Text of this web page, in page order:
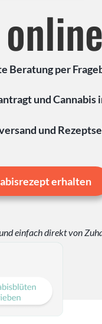
Beratung per
und Cannabis
und
erhalten
einfach direkt von